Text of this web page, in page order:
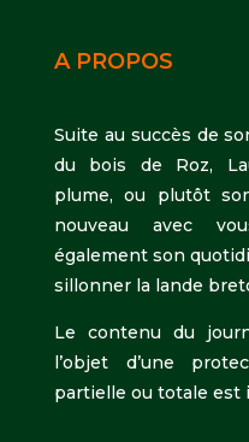
A PROPOS
Suite au succès de
du bois de Roz,
plume, ou plutôt
nouveau avec
également son
sillonner la lande
Le contenu du
l’objet d’une
partielle ou totale est